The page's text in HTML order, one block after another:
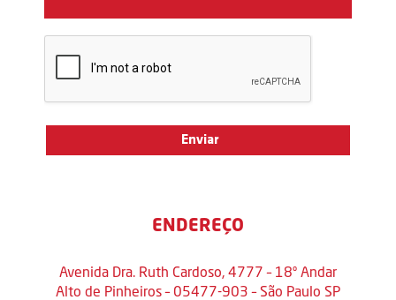
ENDEREÇO
Avenida Dra. Ruth Cardoso, 4777 – 18º Andar
Alto de Pinheiros – 05477-903 – São Paulo SP